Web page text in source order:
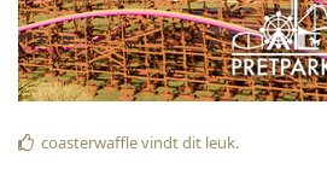
coasterwafflevindt dit leuk.